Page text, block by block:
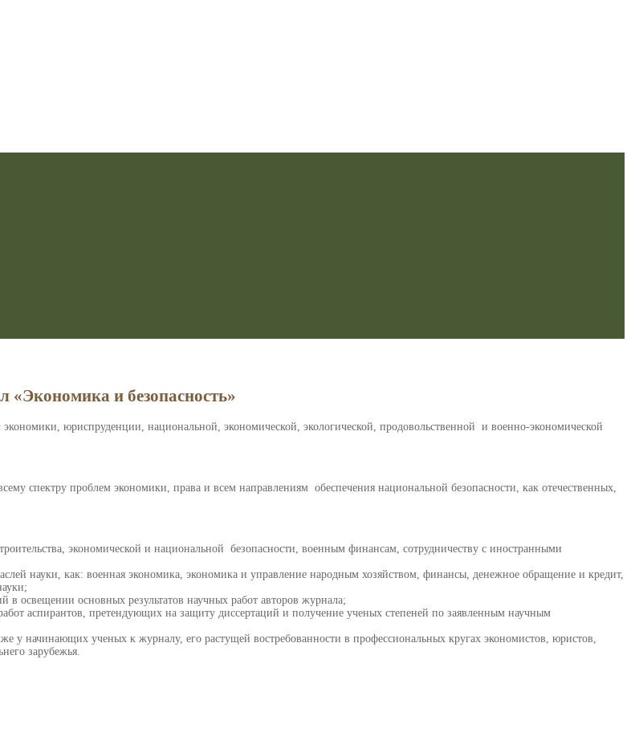
«Экономика и безопасность»
юриспруденции, национальной, экономической, экологической, продовольственной и военно-экономической
спектру проблем экономики, права и всем направлениям обеспечения национальной безопасности, как отечественных,
экономической и национальной безопасности, военным финансам, сотрудничеству с иностранными
науки, как: военная экономика, экономика и управление народным хозяйством, финансы, денежное обращение и кредит,
освещении основных результатов научных работ авторов журнала;
аспирантов, претендующих на защиту диссертаций и получение ученых степеней по заявленным научным
у начинающих ученых к журналу, его растущей востребованности в профессиональных кругах экономистов, юристов,
зарубежья.